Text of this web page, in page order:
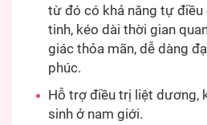
từ đó có khả năng tự điều
tinh, kéo dài thời gian
giác thỏa mãn, dễ dàng
phúc.
Hỗ trợ điều trị liệt dương,
sinh ở nam giới.